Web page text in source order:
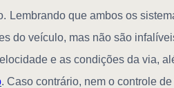
Lembrando que ambos os
do veículo, mas não são
e as condições da via,
. Caso contrário, nem o controle